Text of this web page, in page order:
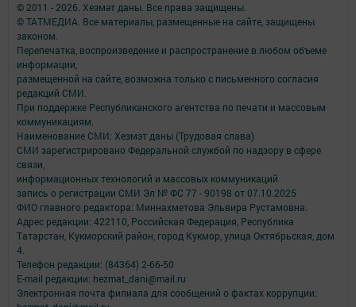
© 2011 - 2026. Хезмәт даны. Все права защищены.
© ТАТМЕДИА. Все материалы, размещенные на сайте, защищены
законом.
Перепечатка, воспроизведение и распространение в любом объеме
информации,
размещенной на сайте, возможна только с письменного согласия
редакций СМИ.
При поддержке Республиканского агентства по печати и массовым
коммуникациям.
Наименование СМИ: Хезмэт даны (Трудовая слава)
СМИ зарегистрировано Федеральной службой по надзору в сфере
связи,
информационных технологий и массовых коммуникаций
запись о регистрации СМИ Эл № ФС 77 - 90198 от 07.10.2025
ФИО главного редактора: Миннахметова Эльвира Рустамовна.
Адрес редакции: 422110, Российская Федерация, Республика
Татарстан, Кукморский район, город Кукмор, улица Октябрьская, дом
4.
Телефон редакции: (84364) 2-66-50
E-mail редакции: hezmat_dani@mail.ru
Электронная почта филиала для сообщений о фактах коррупции: